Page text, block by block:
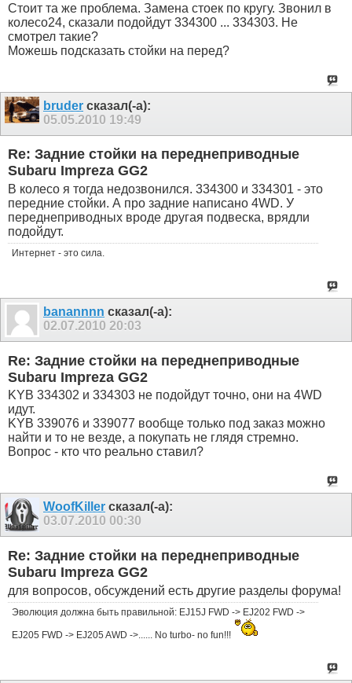
Стоит та же проблема. Замена стоек по кругу. Звонил в
колесо24, сказали подойдут 334300 ... 334303. Не
смотрел такие?
Можешь подсказать стойки на перед?
bruder сказал(-а):
05.05.2010 19:49
Re: Задние стойки на переднеприводные
Subaru Impreza GG2
В колесо я тогда недозвонился. 334300 и 334301 - это
передние стойки. А про задние написано 4WD. У
переднеприводных вроде другая подвеска, врядли
подойдут.
Интернет - это сила.
banannnn сказал(-а):
02.07.2010 20:03
Re: Задние стойки на переднеприводные
Subaru Impreza GG2
KYB 334302 и 334303 не подойдут точно, они на 4WD
идут.
KYB 339076 и 339077 вообще только под заказ можно
найти и то не везде, а покупать не глядя стремно.
Вопрос - кто что реально ставил?
WoofKiller сказал(-а):
03.07.2010 00:30
Re: Задние стойки на переднеприводные
Subaru Impreza GG2
для вопросов, обсуждений есть другие разделы форума!
Эволюция должна быть правильной: EJ15J FWD -> EJ202 FWD ->
EJ205 FWD -> EJ205 AWD ->...... No turbo- no fun!!!